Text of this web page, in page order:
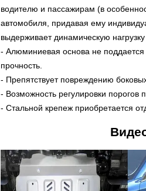
водителю и пассажирам (в
автомобиля, придавая ему
выдерживает динамическую нагрузку
- Алюминиевая основа не поддается
прочность.
- Препятствует повреждению
- Возможность регулировки порогов
- Стальной крепеж приобретается